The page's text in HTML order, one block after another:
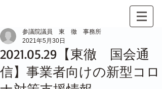
2021.05.29【東徹 国会通
信】事業者向けの新型コロ
参議院議員 東 徹 事務所
2021年5月30日